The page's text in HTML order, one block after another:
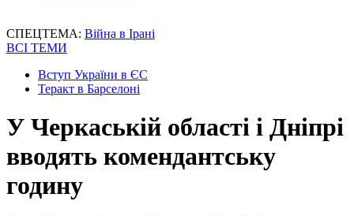
СПЕЦТЕМА: Війна в Ірані
ВСІ ТЕМИ
Вступ України в ЄС
Теракт в Барселоні
У Черкаській області і Дніпрі
вводять комендантську
годину